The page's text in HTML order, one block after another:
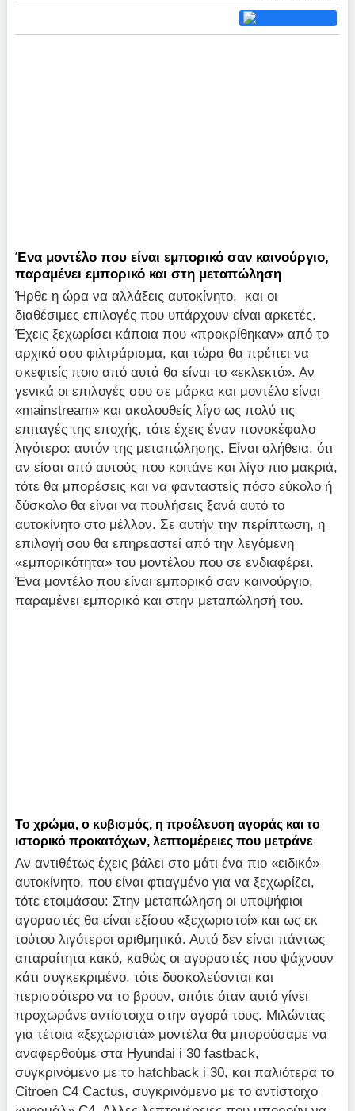
Ένα μοντέλο που είναι εμπορικό σαν καινούργιο,
παραμένει εμπορικό και στη μεταπώληση
Ήρθε η ώρα να αλλάξεις αυτοκίνητο, και οι
διαθέσιμες επιλογές που υπάρχουν είναι αρκετές.
Έχεις ξεχωρίσει κάποια που «προκρίθηκαν» από το
αρχικό σου φιλτράρισμα, και τώρα θα πρέπει να
σκεφτείς ποιο από αυτά θα είναι το «εκλεκτό». Αν
γενικά οι επιλογές σου σε μάρκα και μοντέλο είναι
«mainstream» και ακολουθείς λίγο ως πολύ τις
επιταγές της εποχής, τότε έχεις έναν πονοκέφαλο
λιγότερο: αυτόν της μεταπώλησης. Είναι αλήθεια, ότι
αν είσαι από αυτούς που κοιτάνε και λίγο πιο μακριά,
τότε θα μπορέσεις και να φανταστείς πόσο εύκολο ή
δύσκολο θα είναι να πουλήσεις ξανά αυτό το
αυτοκίνητο στο μέλλον. Σε αυτήν την περίπτωση, η
επιλογή σου θα επηρεαστεί από την λεγόμενη
«εμπορικότητα» του μοντέλου που σε ενδιαφέρει.
Ένα μοντέλο που είναι εμπορικό σαν καινούργιο,
παραμένει εμπορικό και στην μεταπώλησή του.
Το χρώμα, ο κυβισμός, η προέλευση αγοράς και το
ιστορικό προκατόχων, λεπτομέρειες που μετράνε
Αν αντιθέτως έχεις βάλει στο μάτι ένα πιο «ειδικό»
αυτοκίνητο, που είναι φτιαγμένο για να ξεχωρίζει,
τότε ετοιμάσου: Στην μεταπώληση οι υποψήφιοι
αγοραστές θα είναι εξίσου «ξεχωριστοί» και ως εκ
τούτου λιγότεροι αριθμητικά. Αυτό δεν είναι πάντως
απαραίτητα κακό, καθώς οι αγοραστές που ψάχνουν
κάτι συγκεκριμένο, τότε δυσκολεύονται και
περισσότερο να το βρουν, οπότε όταν αυτό γίνει
προχωράνε αντίστοιχα στην αγορά τους. Μιλώντας
για τέτοια «ξεχωριστά» μοντέλα θα μπορούσαμε να
αναφερθούμε στα Hyundai i 30 fastback,
συγκρινόμενο με το hatchback i 30, και παλιότερα το
Citroen C4 Cactus, συγκρινόμενο με το αντίστοιχο